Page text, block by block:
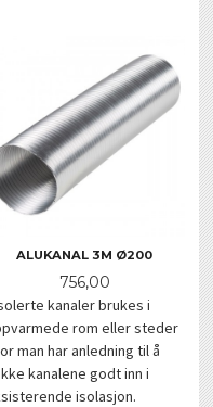
ALUKANAL 3M Ø200
Pris
756,00
kanaler brukes i
rom eller steder
man har anledning til å
kanalene godt inn i
isolasjon.